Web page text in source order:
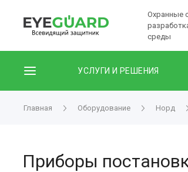
Охранные
среды
УСЛУГИ И РЕШЕНИЯ
Главная Оборудование Норд
Приборы